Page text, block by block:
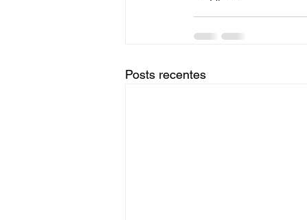
Posts recentes